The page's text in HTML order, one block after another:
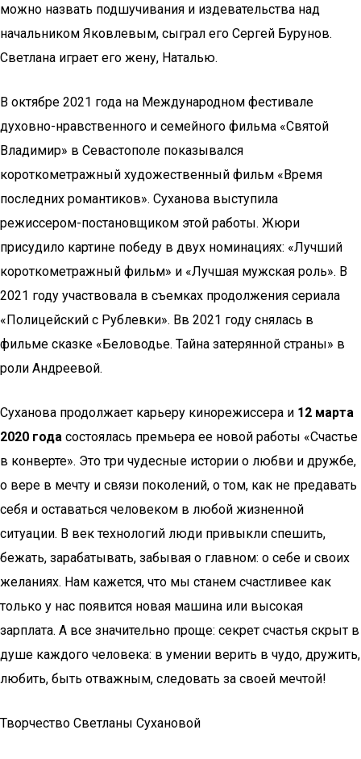
можно назвать подшучивания и издевательства над
начальником Яковлевым, сыграл его Сергей Бурунов.
Светлана играет его жену, Наталью.
В октябре 2021 года на Международном фестивале
духовно-нравственного и семейного фильма «Святой
Владимир» в Севастополе показывался
короткометражный художественный фильм «Время
последних романтиков». Суханова выступила
режиссером-постановщиком этой работы. Жюри
присудило картине победу в двух номинациях: «Лучший
короткометражный фильм» и «Лучшая мужская роль». В
2021 году участвовала в съемках продолжения сериала
«Полицейский с Рублевки». Вв 2021 году снялась в
фильме сказке «Беловодье. Тайна затерянной страны» в
роли Андреевой.
Суханова продолжает карьеру кинорежиссера и 12 марта
2020 года состоялась премьера ее новой работы «Счастье
в конверте». Это три чудесные истории о любви и дружбе,
о вере в мечту и связи поколений, о том, как не предавать
себя и оставаться человеком в любой жизненной
ситуации. В век технологий люди привыкли спешить,
бежать, зарабатывать, забывая о главном: о себе и своих
желаниях. Нам кажется, что мы станем счастливее как
только у нас появится новая машина или высокая
зарплата. А все значительно проще: секрет счастья скрыт в
душе каждого человека: в умении верить в чудо, дружить,
любить, быть отважным, следовать за своей мечтой!
Творчество Светланы Сухановой